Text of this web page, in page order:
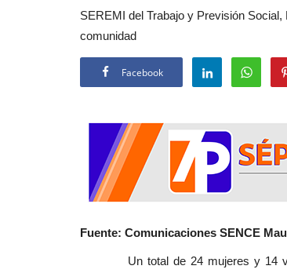
SEREMI del Trabajo y Previsión
comunidad
Facebook
Fuente: Comunicaciones SENCE
Un total de 24 mujeres y 14